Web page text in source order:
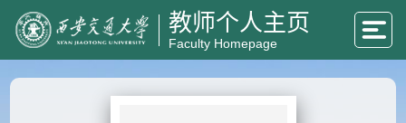
教师个人主页
Faculty Homepage